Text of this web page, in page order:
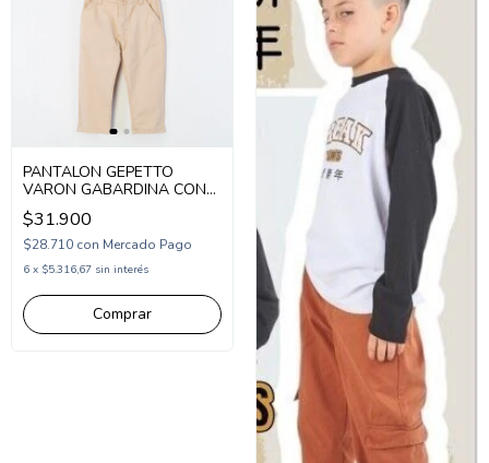
PANTALON GEPETTO
VARON GABARDINA CON
CORTE CHINO (GT273103)
$31.900
$28.710 con Mercado Pago
6 x $5.316,67 sin interés
Comprar